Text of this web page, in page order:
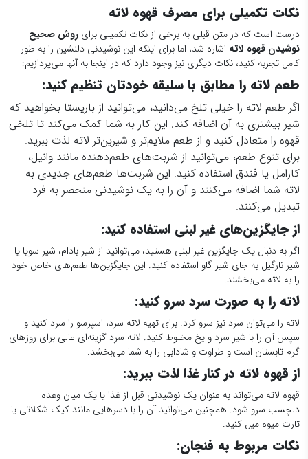
نکات تکمیلی برای مصرف قهوه لاته
درست است که در متن قبلی به برخی از نکات تکمیلی برای روش صحیح
نوشیدن قهوه لاته اشاره شد، اما برای اینکه این نوشیدنی دلنشین را به طور
کامل تجربه کنید، نکات دیگری نیز وجود دارد که در اینجا به آنها می‌پردازیم:
طعم لاته را مطابق با سلیقه خودتان تنظیم کنید:
اگر طعم لاته را خیلی تلخ می‌دانید، می‌توانید از باریستا بخواهید که
شیر بیشتری به آن اضافه کند. این کار به شما کمک می‌کند تا تلخی
قهوه را متعادل کنید و از طعم ملایم‌تر و شیرین‌تر لاته لذت ببرید.
برای تنوع طعم، می‌توانید از شربت‌های طعم‌دهنده مانند وانیل،
کارامل یا فندق استفاده کنید. این شربت‌ها طعم‌های جدیدی به
لاته شما اضافه می‌کنند و آن را به یک نوشیدنی منحصر به فرد
تبدیل می‌کنند.
از جایگزین‌های غیر لبنی استفاده کنید:
اگر به دنبال یک جایگزین غیر لبنی هستید، می‌توانید از شیر بادام، شیر سویا یا
شیر نارگیل به جای شیر گاو استفاده کنید. این جایگزین‌ها طعم‌های خاص خود
را به لاته می‌بخشند.
لاته را به صورت سرد سرو کنید:
لاته را می‌توان سرد نیز سرو کرد. برای تهیه لاته سرد، اسپرسو را سرد کنید و
سپس آن را با شیر سرد و یخ مخلوط کنید. لاته سرد گزینه‌ای عالی برای روزهای
گرم تابستان است و طراوت و شادابی را به شما می‌بخشد.
از قهوه لاته در کنار غذا لذت ببرید:
قهوه لاته می‌تواند به عنوان یک نوشیدنی قبل از غذا یا یک میان وعده
دلچسب سرو شود. همچنین می‌توانید آن را با دسرهایی مانند کیک شکلاتی یا
تارت میوه میل کنید.
نکات مربوط به فنجان: